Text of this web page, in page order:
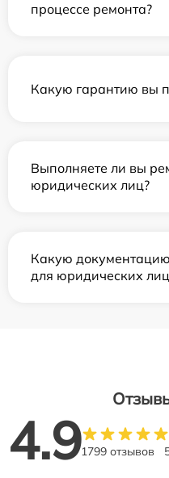
процессе ремонта?
Какую гарантию вы
Выполняете ли вы
юридических лиц?
Какую
для юридических
4.91799 отзывов